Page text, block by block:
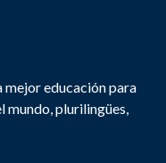
mejor educación para
mundo, plurilingües,